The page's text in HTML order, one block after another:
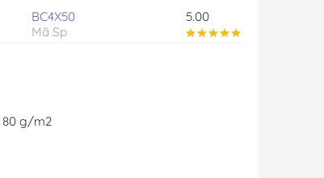
BC4X50
Mã Sp
5.00
80 g/m2